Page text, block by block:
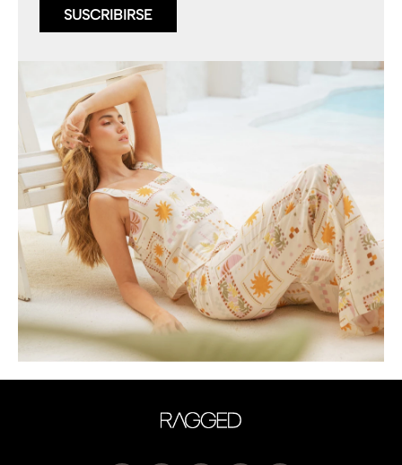
SUSCRIBIRSE